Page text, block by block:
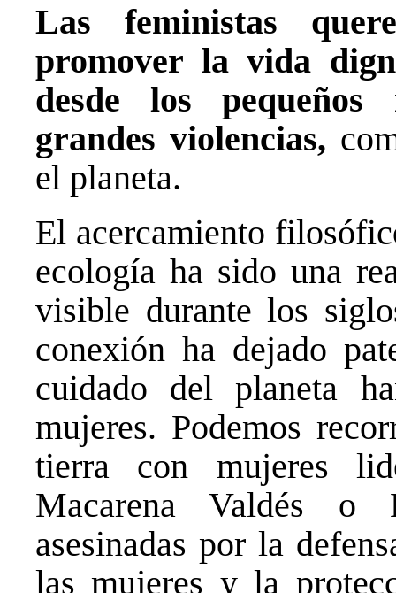
Las feministas
promover la vida
desde los pequeños
grandes violencias,
el planeta.
El acercamiento
ecología ha sido una
visible durante los
conexión ha dejado
cuidado del planeta
mujeres. Podemos
tierra con mujeres
Macarena Valdés o
asesinadas por la
las mujeres y la